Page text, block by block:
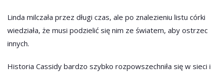
Linda milczała przez długi czas, ale po znalezieniu listu córki
wiedziała, że musi podzielić się nim ze światem, aby ostrzec
innych.
Historia Cassidy bardzo szybko rozpowszechniła się w sieci i